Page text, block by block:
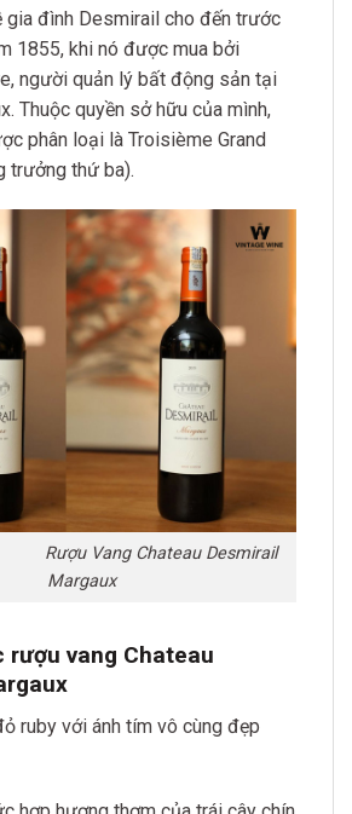
gia đình Desmirail cho đến trước
1855, khi nó được mua bởi
người quản lý bất động sản tại
Thuộc quyền sở hữu của mình,
phân loại là Troisième Grand
trưởng thứ ba).
Chateau Desmirail
Margaux
vang Chateau
ruby với ánh tím vô cùng đẹp